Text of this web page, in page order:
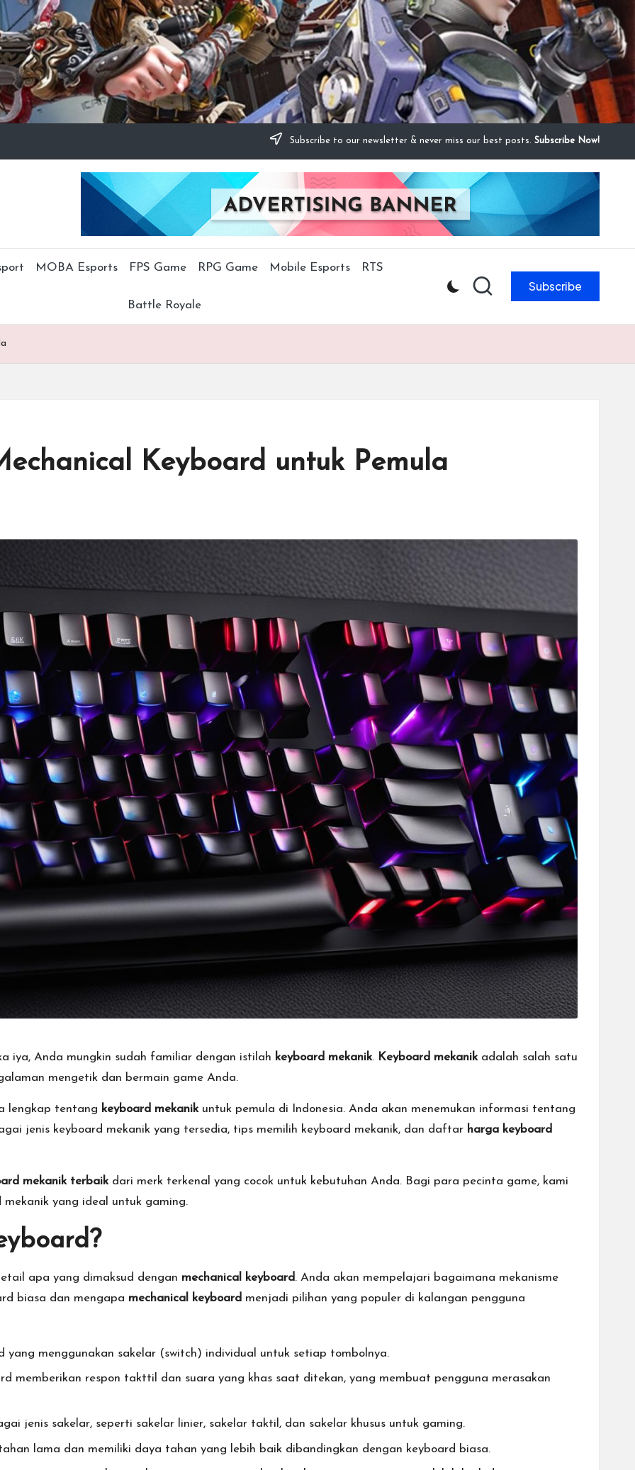
Subscribe to our newsletter & never miss our best posts. Subscribe Now!
MOBA Esports FPS Game RPG Game Mobile Esports RTS
Battle Royale
Subscribe
Keyboard untuk Pemula
iya, Anda mungkin sudah familiar dengan istilah keyboard mekanik. Keyboard mekanikadalah salah satu
mengetik dan bermain game Anda.
lengkap tentang keyboard mekanikuntuk pemula di Indonesia. Anda akan menemukan informasi tentang
jenis keyboard mekanik yang tersedia, tips memilih keyboard mekanik, dan daftar harga keyboard
mekanik terbaikdari merk terkenal yang cocok untuk kebutuhan Anda. Bagi para pecinta game, kami
yang ideal untuk gaming.
apa yang dimaksud dengan mechanical keyboard. Anda akan mempelajari bagaimana mekanisme
biasa dan mengapa mechanical keyboard menjadi pilihan yang populer di kalangan pengguna
yang menggunakan sakelar (switch) individual untuk setiap tombolnya.
memberikan respon takttil dan suara yang khas saat ditekan, yang membuat pengguna merasakan
jenis sakelar, seperti sakelar linier, sakelar taktil, dan sakelar khusus untuk gaming.
lama dan memiliki daya tahan yang lebih baik dibandingkan dengan keyboard biasa.